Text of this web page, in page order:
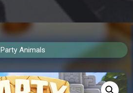
Party Animals